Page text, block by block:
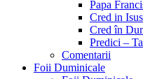
Papa
Cred in
Cred în
Predici –
Comentarii
Foii Duminicale